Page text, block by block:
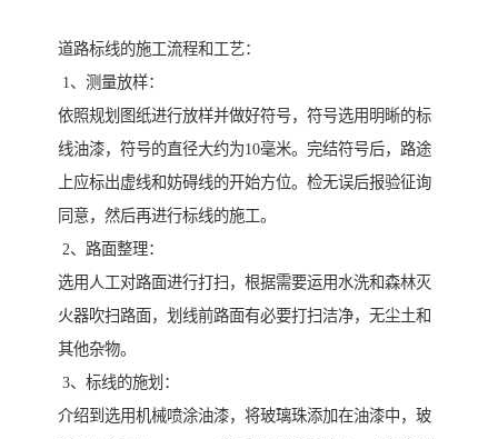
道路标线的施工流程和工艺：
1、测量放样：
依照规划图纸进行放样并做好符号，符号选用明晰的标
线油漆，符号的直径大约为10毫米。完结符号后，路途
上应标出虚线和妨碍线的开始方位。检无误后报验征询
同意，然后再进行标线的施工。
2、路面整理：
选用人工对路面进行打扫，根据需要运用水洗和森林灭
火器吹扫路面，划线前路面有必要打扫洁净，无尘土和
其他杂物。
3、标线的施划：
介绍到选用机械喷涂油漆，将玻璃珠添加在油漆中，玻